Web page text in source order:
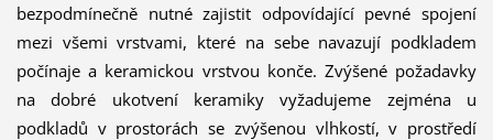
bezpodmínečně nutné zajistit odpovídající pevné spojení
mezi všemi vrstvami, které na sebe navazují podkladem
počínaje a keramickou vrstvou konče. Zvýšené požadavky
na dobré ukotvení keramiky vyžadujeme zejména u
podkladů v prostorách se zvýšenou vlhkostí, v prostředí